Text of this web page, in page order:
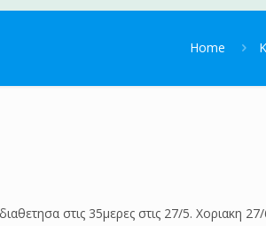
Home
στις 35μερες στις 27/5. Χοριακη